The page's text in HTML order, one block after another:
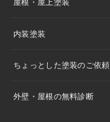
屋根・屋上塗装
内装塗装
ちょっとした塗装のご依頼
外壁・屋根の無料診断